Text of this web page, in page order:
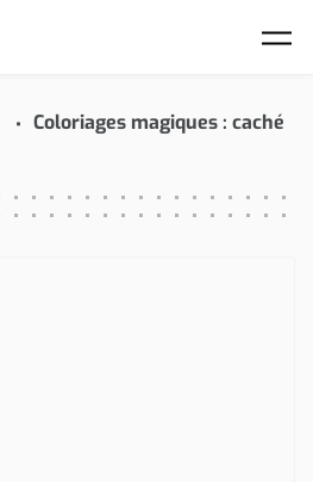
Coloriages magiques : caché